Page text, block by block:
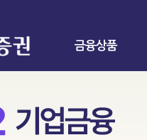
금융상품